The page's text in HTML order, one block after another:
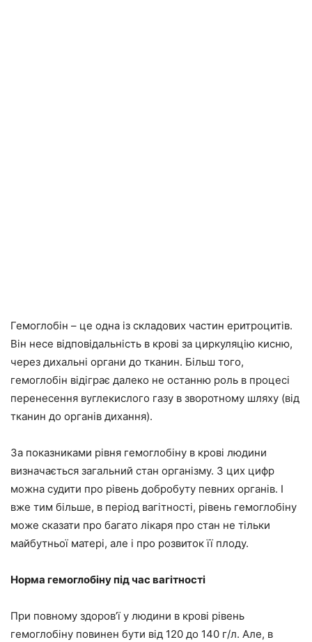
Гемоглобін – це одна із складових частин еритроцитів.
Він несе відповідальність в крові за циркуляцію кисню,
через дихальні органи до тканин. Більш того,
гемоглобін відіграє далеко не останню роль в процесі
перенесення вуглекислого газу в зворотному шляху (від
тканин до органів дихання).
За показниками рівня гемоглобіну в крові людини
визначається загальний стан організму. З цих цифр
можна судити про рівень добробуту певних органів. І
вже тим більше, в період вагітності, рівень гемоглобіну
може сказати про багато лікаря про стан не тільки
майбутньої матері, але і про розвиток її плоду.
Норма гемоглобіну під час вагітності
При повному здоров’ї у людини в крові рівень
гемоглобіну повинен бути від 120 до 140 г/л. Але, в